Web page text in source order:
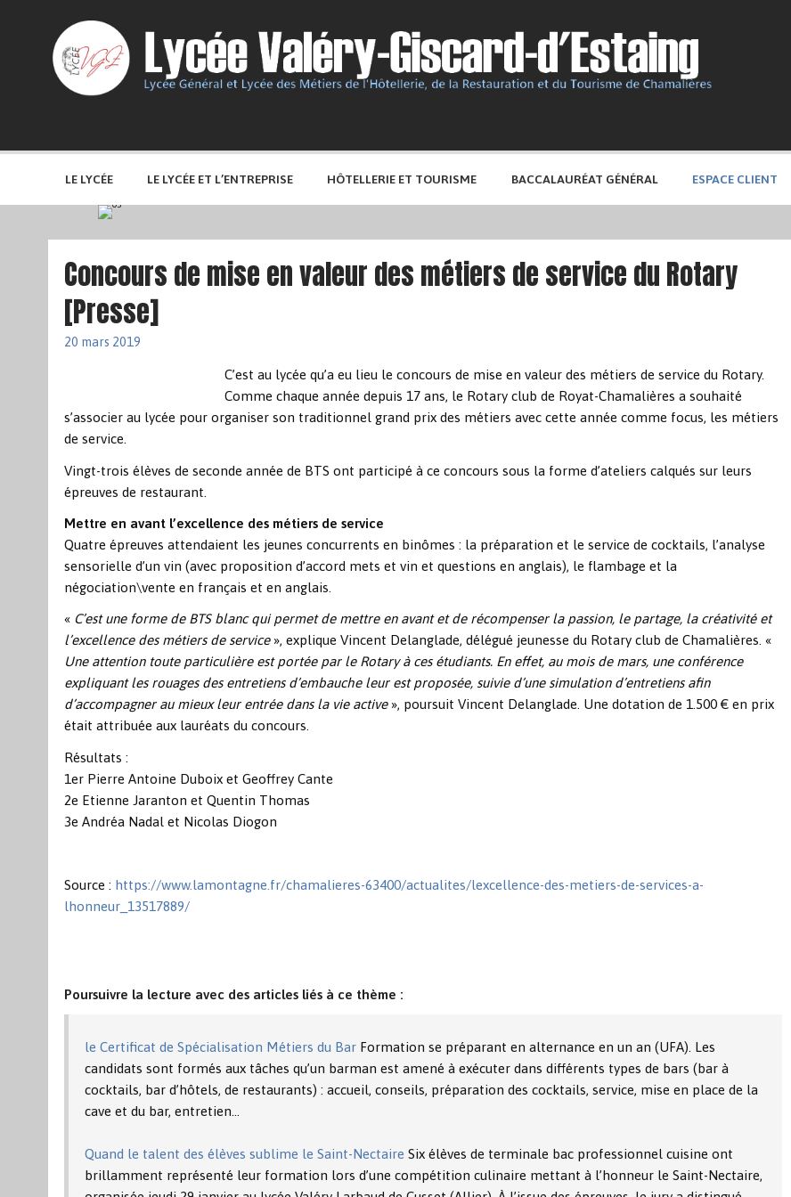
LE LYCÉE LE LYCÉE ET L’ENTREPRISE HÔTELLERIE ET TOURISME BACCALAURÉAT GÉNÉRAL ESPACE CLIENT
Concours de mise en valeur des métiers de service du Rotary
[Presse]
20 mars 2019
C’est au lycée qu’a eu lieu le concours de mise en valeur des métiers de service du Rotary.
Comme chaque année depuis 17 ans, le Rotary club de Royat-Chamalières a souhaité
s’associer au lycée pour organiser son traditionnel grand prix des métiers avec cette année comme focus, les métiers
de service.
Vingt-trois élèves de seconde année de BTS ont participé à ce concours sous la forme d’ateliers calqués sur leurs
épreuves de restaurant.
Mettre en avant l’excellence des métiers de service
Quatre épreuves attendaient les jeunes concurrents en binômes : la préparation et le service de cocktails, l’analyse
sensorielle d’un vin (avec proposition d’accord mets et vin et questions en anglais), le flambage et la
négociation\vente en français et en anglais.
« C’est une forme de BTS blanc qui permet de mettre en avant et de récompenser la passion, le partage, la créativité et
l’excellence des métiers de service», explique Vincent Delanglade, délégué jeunesse du Rotary club de Chamalières. «
Une attention toute particulière est portée par le Rotary à ces étudiants. En effet, au mois de mars, une conférence
expliquant les rouages des entretiens d’embauche leur est proposée, suivie d’une simulation d’entretiens afin
d’accompagner au mieux leur entrée dans la vie active», poursuit Vincent Delanglade. Une dotation de 1.500 € en prix
était attribuée aux lauréats du concours.
Résultats :
1er Pierre Antoine Duboix et Geoffrey Cante
2e Etienne Jaranton et Quentin Thomas
3e Andréa Nadal et Nicolas Diogon
Source : https://www.lamontagne.fr/chamalieres-63400/actualites/lexcellence-des-metiers-de-services-a-
lhonneur_13517889/
Poursuivre la lecture avec des articles liés à ce thème :
le Certificat de Spécialisation Métiers du Bar Formation se préparant en alternance en un an (UFA). Les
candidats sont formés aux tâches qu’un barman est amené à exécuter dans différents types de bars (bar à
cocktails, bar d’hôtels, de restaurants) : accueil, conseils, préparation des cocktails, service, mise en place de la
cave et du bar, entretien…
Quand le talent des élèves sublime le Saint-Nectaire Six élèves de terminale bac professionnel cuisine ont
brillamment représenté leur formation lors d’une compétition culinaire mettant à l’honneur le Saint-Nectaire,